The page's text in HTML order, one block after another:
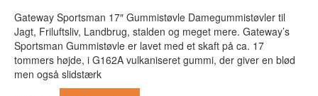
Gateway Sportsman 17″ Gummistøvle Damegummistøvler til
Jagt, Friluftsliv, Landbrug, stalden og meget mere. Gateway’s
Sportsman Gummistøvle er lavet med et skaft på ca. 17
tommers højde, i G162A vulkaniseret gummi, der giver en blød
men også slidstærk